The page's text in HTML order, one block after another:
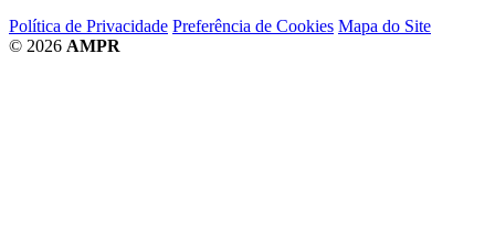
Política de Privacidade Preferência de Cookies Mapa do Site
© 2026 AMPR